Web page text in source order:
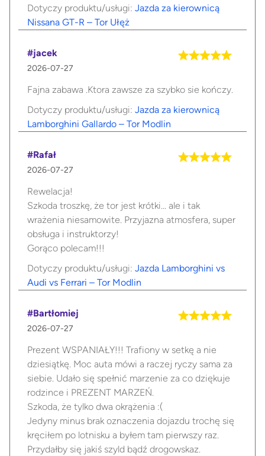
Dotyczy produktu/usługi: Jazda za kierownicą
Nissana GT-R – Tor Ułęż
#jacek
2026-07-27
Fajna zabawa .Ktora zawsze za szybko sie kończy.
Dotyczy produktu/usługi: Jazda za kierownicą
Lamborghini Gallardo – Tor Modlin
#Rafał
2026-07-27
Rewelacja!
Szkoda troszkę, że tor jest krótki... ale i tak
wrażenia niesamowite. Przyjazna atmosfera, super
obsługa i instruktorzy!
Gorąco polecam!!!
Dotyczy produktu/usługi: Jazda Lamborghini vs
Audi vs Ferrari – Tor Modlin
#Bartłomiej
2026-07-27
Prezent WSPANIAŁY!!! Trafiony w setkę a nie
dziesiątkę. Moc auta mówi a raczej ryczy sama za
siebie. Udało się spełnić marzenie za co dziękuje
rodzince i PREZENT MARZEŃ.
Szkoda, że tylko dwa okrążenia :(
Jedyny minus brak oznaczenia dojazdu trochę się
kręciłem po lotnisku a byłem tam pierwszy raz.
Przydałby się jakiś szyld bądź drogowskaz.